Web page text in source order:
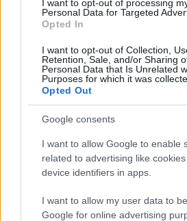
I want to opt-out of processing
Personal Data for Targeted
Opted In
I want to opt-out of Collection,
Retention, Sale, and/or Sharing
Personal Data that Is Unrelated
Purposes for which it was
Opted Out
Google consents
I want to allow Google to enable
related to advertising like
device identifiers in apps.
I want to allow my user data to
Google for online advertising
oktobru.
“u okviru svojih mogućnosti”
suprotstavljati separatističkim
regiji.
Šmitov odlazak tako ne
jednog mandata, nego početak
borbe za smjer OHR-a, u kojoj
PIC-a sada imati posebno važnu